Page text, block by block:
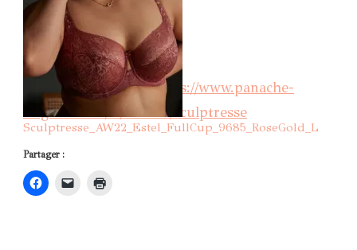
Sculptresse_AW22_Estel_FullCup_9685_RoseGold_L
Découvrez le site :https://www.panache-
lingerie.com/fr/brands/sculptresse
Partager :